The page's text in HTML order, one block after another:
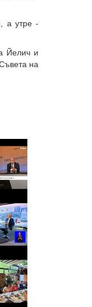
а утре -
Йелич и
на